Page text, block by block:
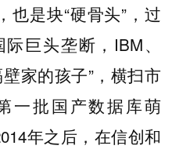
也是块“硬骨头”，过
巨头垄断，IBM、
家的孩子”，横扫市
一批国产数据库萌
年之后，在信创和